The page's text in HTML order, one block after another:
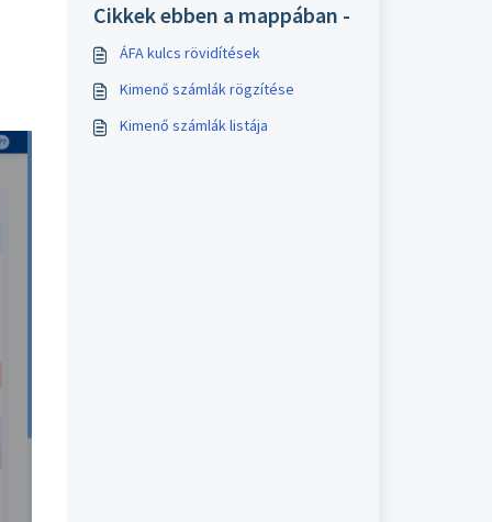
Cikkek ebben a mappában -
ÁFA kulcs rövidítések
Kimenő számlák rögzítése
Kimenő számlák listája